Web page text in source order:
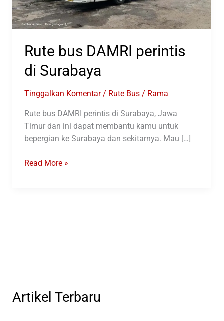
Rute bus DAMRI perintis
di Surabaya
Tinggalkan Komentar / Rute Bus/ Rama
Rute bus DAMRI perintis di Surabaya, Jawa
Timur dan ini dapat membantu kamu untuk
bepergian ke Surabaya dan sekitarnya. Mau […]
Rute
Read More »
Artikel Terbaru